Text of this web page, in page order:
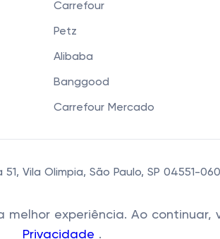
Carrefour
Petz
Alibaba
Banggood
Carrefour Mercado
51, Vila Olimpia, São Paulo, SP 04551-
experiência. Ao continuar,
Privacidade .